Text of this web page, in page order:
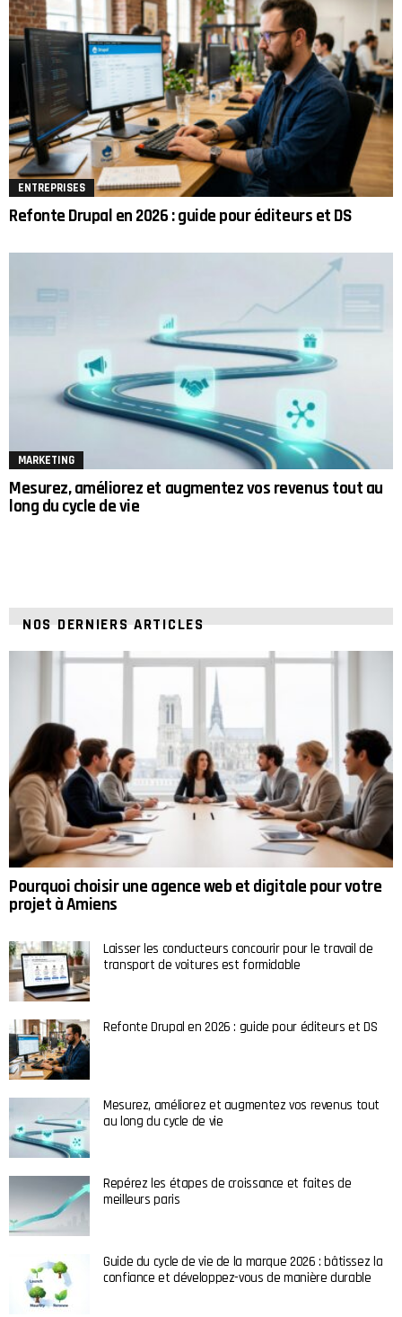
ENTREPRISES
Refonte Drupal en 2026 : guide pour éditeurs et DS
MARKETING
Mesurez, améliorez et augmentez vos revenus tout au
long du cycle de vie
NOS DERNIERS ARTICLES
Pourquoi choisir une agence web et digitale pour votre
projet à Amiens
Laisser les conducteurs concourir pour le travail de
transport de voitures est formidable
Refonte Drupal en 2026 : guide pour éditeurs et DS
Mesurez, améliorez et augmentez vos revenus tout
au long du cycle de vie
Repérez les étapes de croissance et faites de
meilleurs paris
Guide du cycle de vie de la marque 2026 : bâtissez la
confiance et développez-vous de manière durable